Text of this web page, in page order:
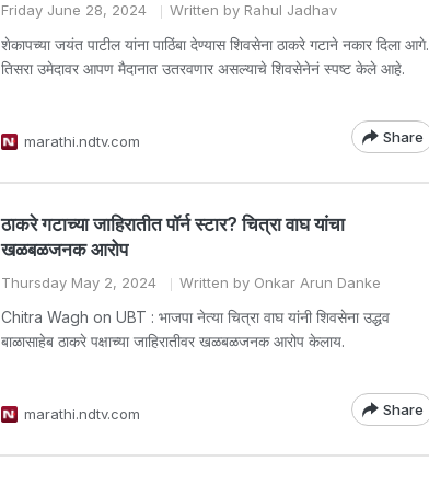
Friday June 28, 2024 Written by Rahul Jadhav
शेकापच्या जयंत पाटील यांना पाठिंबा देण्यास शिवसेना ठाकरे गटाने नकार दिला आगे.
तिसरा उमेदावर आपण मैदानात उतरवणार असल्याचे शिवसेनेनं स्पष्ट केले आहे.
marathi.ndtv.com Share
ठाकरे गटाच्या जाहिरातीत पॉर्न स्टार? चित्रा वाघ यांचा
खळबळजनक आरोप
Thursday May 2, 2024 Written by Onkar Arun Danke
Chitra Wagh on UBT : भाजपा नेत्या चित्रा वाघ यांनी शिवसेना उद्धव
बाळासाहेब ठाकरे पक्षाच्या जाहिरातीवर खळबळजनक आरोप केलाय.
marathi.ndtv.com Share